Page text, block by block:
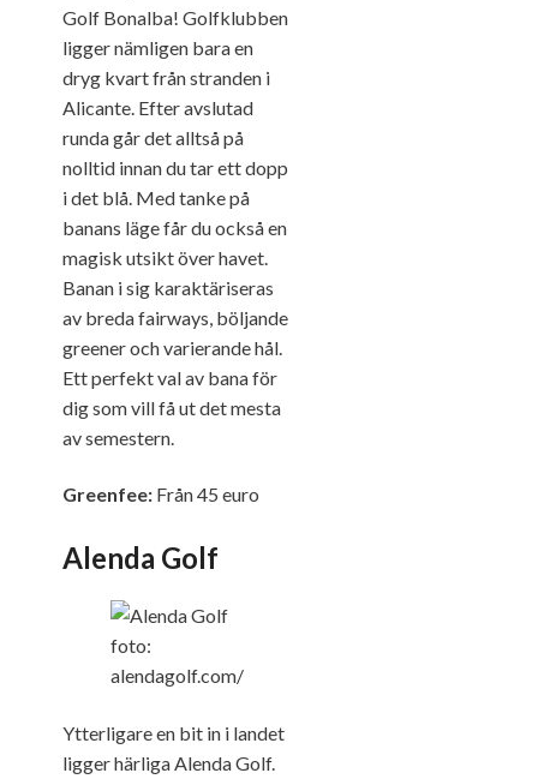
Golf Bonalba! Golfklubben
ligger nämligen bara en
dryg kvart från stranden i
Alicante. Efter avslutad
runda går det alltså på
nolltid innan du tar ett dopp
i det blå. Med tanke på
banans läge får du också en
magisk utsikt över havet.
Banan i sig karaktäriseras
av breda fairways, böljande
greener och varierande hål.
Ett perfekt val av bana för
dig som vill få ut det mesta
av semestern.
Greenfee: Från 45 euro
Alenda Golf
Ytterligare en bit in i landet
ligger härliga Alenda Golf.